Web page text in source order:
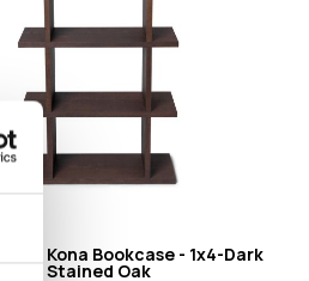
- Kona Bookcase - 1x4-Dark
Stained Oak